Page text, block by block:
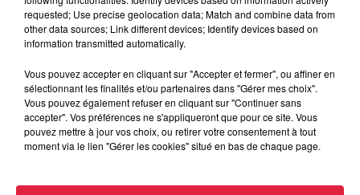
Le Mix de Nono #154
Le Mix de Nono #154
requested; Use precise geolocation data; Match and combine data from
other data sources; Link different devices; Identify devices based on
information transmitted automatically.
Vous pouvez accepter en cliquant sur "Accepter et fermer", ou affiner en
sélectionnant les finalités et/ou partenaires dans "Gérer mes choix".
Vous pouvez également refuser en cliquant sur "Continuer sans
accepter". Vos préférences ne s'appliqueront que pour ce site. Vous
pouvez mettre à jour vos choix, ou retirer votre consentement à tout
moment via le lien "Gérer les cookies" situé en bas de chaque page.